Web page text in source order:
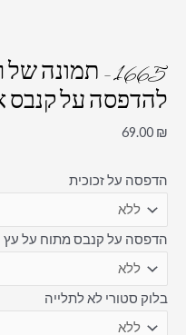
1665 – תמונה
להדפסה על קנבס
69.00 ₪
הדפסה על זכוכית
הדפסה על קנבס מתוח על עץ
בלוק סטורי לא לתלייה